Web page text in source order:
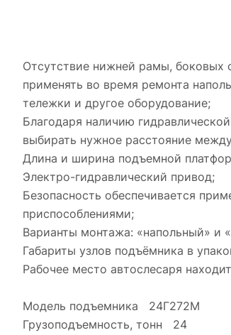
Отсутствие нижней рамы, боковых
применять во время ремонта
тележки и другое оборудование;
Благодаря наличию
выбирать нужное расстояние
Длина и ширина подъемной
Электро-гидравлический привод;
Безопасность обеспечивается
приспособлениями;
Варианты монтажа: «напольный» и
Габариты узлов подъёмника в
Рабочее место автослесаря
Модель подъемника 24Г272М
Грузоподъемность, тонн 24